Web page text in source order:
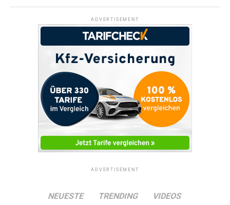
ADVERTISEMENT
ADVERTISEMENT
NEUESTE TRENDING VIDEOS